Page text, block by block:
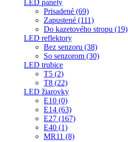
LED panely
Prisadené (69)
Zapustené (111)
Do kazetového stropu (19)
LED reflektory
Bez senzoru (38)
So senzorom (30)
LED trubice
T5 (2)
T8 (22)
LED žiarovky
E10 (0)
E14 (63)
E27 (167)
E40 (1)
MR11 (8)